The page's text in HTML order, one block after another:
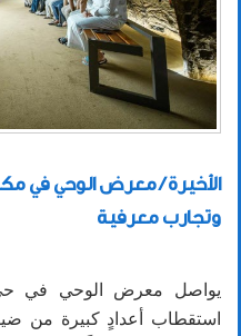
الأخيرة / معرض الوحي في
وتجارب معرفية
يواصل معرض الوحي في حي
استقطاب أعدادٍ كبيرة من